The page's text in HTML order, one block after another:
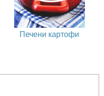
Печени картофи